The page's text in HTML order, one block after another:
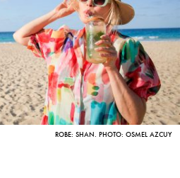
ROBE: SHAN. PHOTO: OSMEL AZCUY